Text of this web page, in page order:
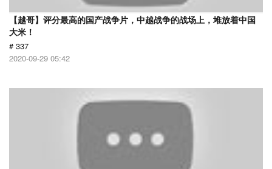
【越哥】评分最高的国产战争片，中越战争的战场上，堆放着中国
大米！
# 337
2020-09-29 05:42